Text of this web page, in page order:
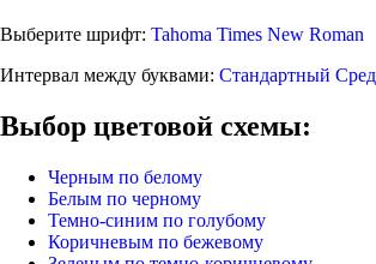
Выберите шрифт: Tahoma Times New Roman
Интервал между буквами: Стандартный
Выбор цветовой схемы:
Черным по белому
Белым по черному
Темно-синим по голубому
Коричневым по бежевому